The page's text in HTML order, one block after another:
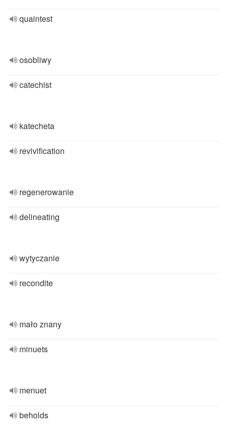
quaintest
osobliwy
catechist
katecheta
revivification
regenerowanie
delineating
wytyczanie
recondite
mało znany
minuets
menuet
beholds